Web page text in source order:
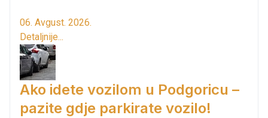
06. Avgust. 2026.
Detaljnije...
Ako idete vozilom u Podgoricu –
pazite gdje parkirate vozilo!